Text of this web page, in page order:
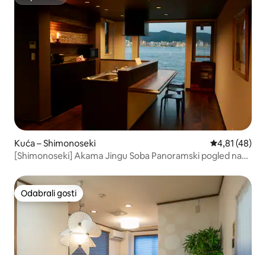
Kuća – Shimonoseki Prosječna
4,81 (48)
[Shimonoseki] Akama Jingu Soba Panoramski pogled na
Odabrali gosti
Odabrali gosti